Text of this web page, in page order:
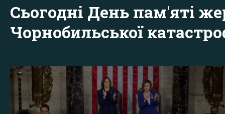
Сьогодні День пам'яті
Чорнобильської